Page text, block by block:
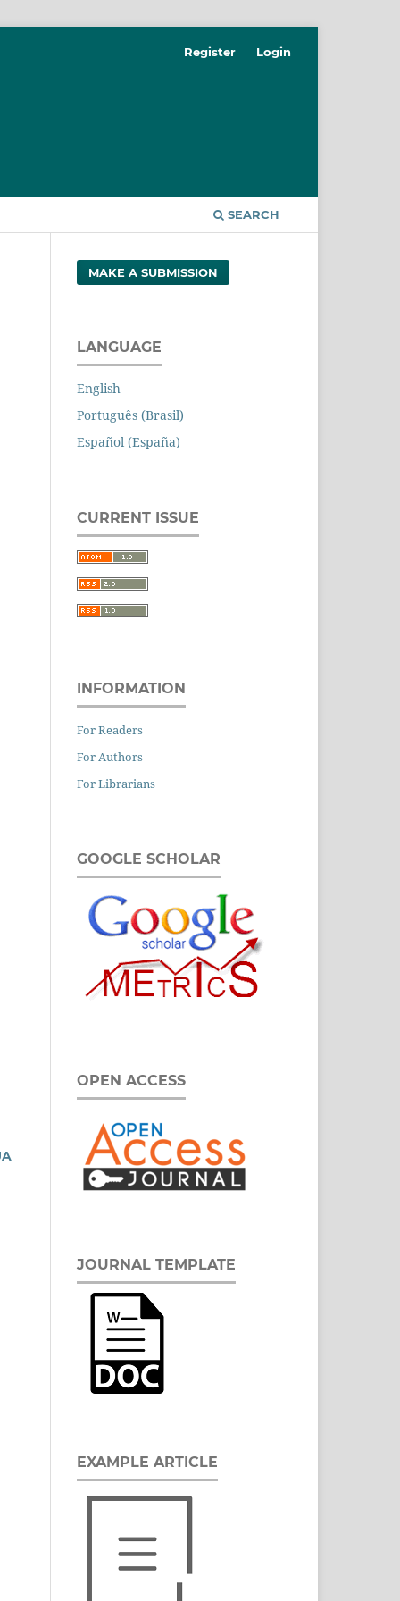
SEARCH
Register Login
MAKE A SUBMISSION
LANGUAGE
English
Português (Brasil)
Español (España)
CURRENT ISSUE
INFORMATION
For Readers
For Authors
For Librarians
GOOGLE SCHOLAR
OPEN ACCESS
JOURNAL TEMPLATE
EXAMPLE ARTICLE